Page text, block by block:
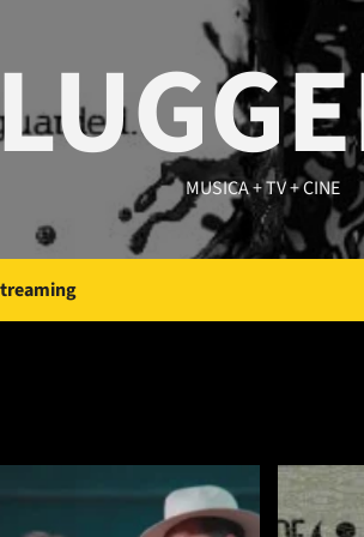
MUSICA + TV + CINE